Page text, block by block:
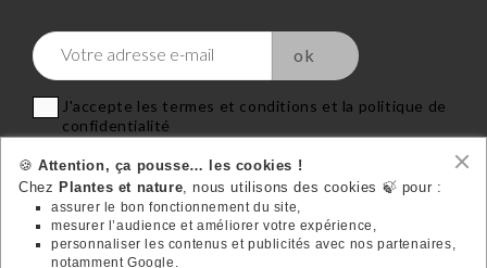
J'accepte les termes et conditions et la politique de
confidentialité
VOTRE COMPTE 
🍪Attention, ça pousse… les cookies !
Chez Plantes et nature, nous utilisons des cookies 🍃 pour :
assurer le bon fonctionnement du site,
mesurer l’audience et améliorer votre expérience,
personnaliser les contenus et publicités avec nos partenaires,
notamment Google.